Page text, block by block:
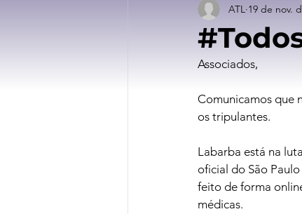
ATL 19 de nov.
Associados,
Comunicamos que
os tripulantes.
Labarba está na
oficial do São
feito de forma
médicas.